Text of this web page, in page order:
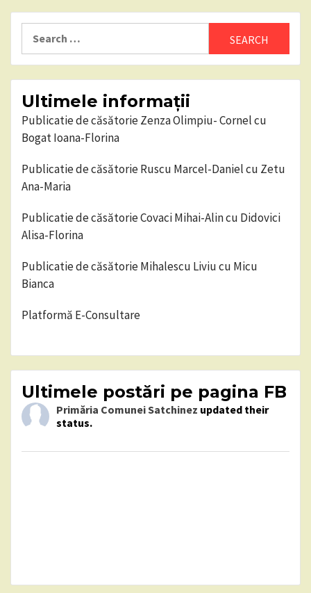
pagination
Ultimele informații
Publicatie de căsătorie Zenza Olimpiu- Cornel cu
Bogat Ioana-Florina
Publicatie de căsătorie Ruscu Marcel-Daniel cu Zetu
Ana-Maria
Publicatie de căsătorie Covaci Mihai-Alin cu Didovici
Alisa-Florina
Publicatie de căsătorie Mihalescu Liviu cu Micu
Bianca
Platformă E-Consultare
Ultimele postări pe pagina FB
Primăria Comunei Satchinez updated their
status.